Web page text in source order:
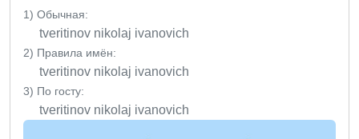
1) Обычная:
tveritinov nikolaj ivanovich
2) Правила имён:
tveritinov nikolaj ivanovich
3) По госту:
tveritinov nikolaj ivanovich